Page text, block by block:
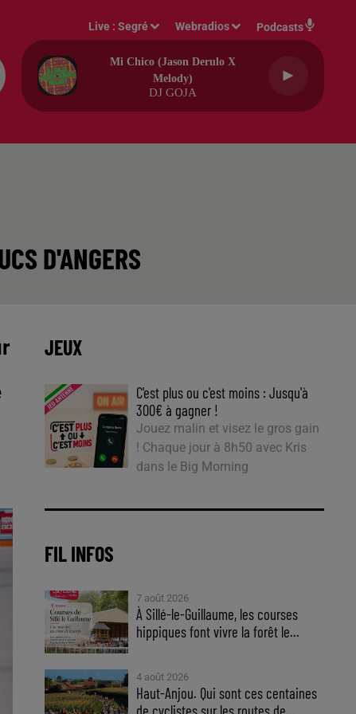
Live :Segré Webradios Podcasts
Mi Chico (jason Derulo X
Melody)
DJ GOJA
D'ANGERS
JEUX
C'est plus ou c'est moins : Jusqu'à
300€ à gagner !
Jouez malin et visez le gros gain
! Chaque jour à 8h50 avec Kris
dans le Big Morning
FIL INFOS
7 août 2026
À Sillé-le-Guillaume, les courses
hippiques font vivre la forêt le...
4 août 2026
Haut-Anjou. Qui sont ces centaines